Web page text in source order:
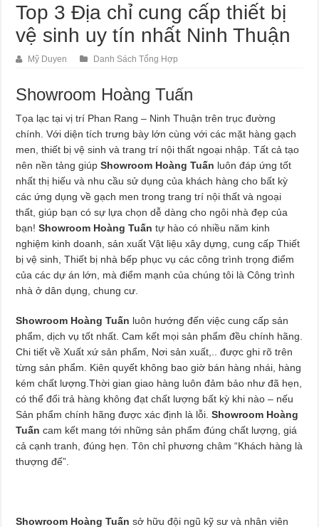
Top 3 Địa chỉ cung cấp thiết bị
vệ sinh uy tín nhất Ninh Thuận
Mỹ Duyen Danh Sách Tổng Hợp
Showroom Hoàng Tuấn
Tọa lạc tại vị trí Phan Rang – Ninh Thuận trên trục đường
chính. Với diện tích trưng bày lớn cùng với các mặt hàng gạch
men, thiết bị vệ sinh và trang trí nội thất ngoại nhập. Tất cả tạo
nên nền tảng giúpShowroom Hoàng Tuấn luôn đáp ứng tốt
nhất thị hiếu và nhu cầu sử dụng của khách hàng cho bất kỳ
các ứng dụng về gạch men trong trang trí nội thất và ngoại
thất, giúp bạn có sự lựa chọn dễ dàng cho ngôi nhà đẹp của
bạn!Showroom Hoàng Tuấn tự hào có nhiều năm kinh
nghiệm kinh doanh, sản xuất Vật liệu xây dựng, cung cấp Thiết
bị vệ sinh, Thiết bị nhà bếp phục vụ các công trình trọng điểm
của các dự án lớn, mà điểm mạnh của chúng tôi là Công trình
nhà ở dân dụng, chung cư.
Showroom Hoàng Tuấn luôn hướng đến việc cung cấp sản
phẩm, dịch vụ tốt nhất. Cam kết mọi sản phẩm đều chính hãng.
Chi tiết về Xuất xứ sản phẩm, Nơi sản xuất,.. được ghi rõ trên
từng sản phẩm. Kiên quyết không bao giờ bán hàng nhái, hàng
kém chất lượng.Thời gian giao hàng luôn đảm bảo như đã hẹn,
có thể đổi trả hàng không đạt chất lượng bất kỳ khi nào – nếu
Sản phẩm chính hãng được xác định là lỗi.Showroom Hoàng
Tuấncam kết mang tới những sản phẩm đúng chất lượng, giá
cả cạnh tranh, đúng hẹn. Tôn chỉ phương châm “Khách hàng là
thượng đế”.
Showroom Hoàng Tuấnsở hữu đội ngũ kỹ sư và nhân viên